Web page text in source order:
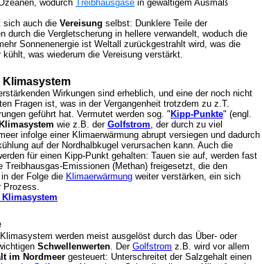
wodurch Treibhausgase in gewaltigem Ausmaß
sich auch die Vereisung selbst: Dunklere Teile der
durch die Vergletscherung in hellere verwandelt, woduch die
Sonnenenergie ist Weltall zurückgestrahlt wird, was die
kühlt, was wiederum die Vereisung verstärkt.
Klimasystem
Wirkungen sind erheblich, und eine der noch nicht
Fragen ist, was in der Vergangenheit trotzdem zu z.T.
geführt hat. Vermutet werden sog. " Kipp-Punkte" (engl.
wie z.B. der Golfstrom, der durch zu viel
infolge einer Klimaerwärmung abrupt versiegen und dadurch
auf der Nordhalbkugel verursachen kann. Auch die
für einen Kipp-Punkt gehalten: Tauen sie auf, werden fast
Treibhausgas-Emissionen (Methan) freigesetzt, die den
der Folge die Klimaerwärmung weiter verstärken, ein sich
Prozess.
werden meist ausgelöst durch das Über- oder
Schwellenwerten. Der Golfstrom z.B. wird vor allem
im Nordmeer gesteuert: Unterschreitet der Salzgehalt einen